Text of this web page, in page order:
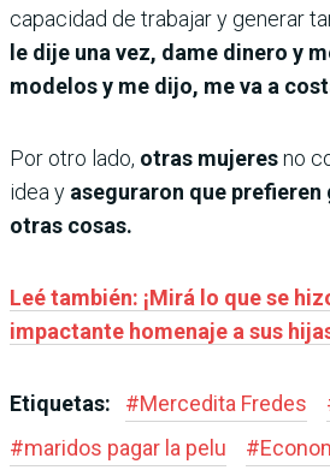
capacidad de trabajar y generar
le dije una vez, dame dinero y
modelos y me dijo, me va a
Por otro lado, otras mujeresno
idea y aseguraron que prefieren
otras cosas.
Leé también: ¡Mirá lo que se
impactante homenaje a sus
Etiquetas: #Mercedita Fredes
#maridos pagar la pelu #